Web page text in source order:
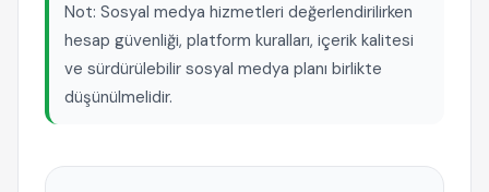
Not: Sosyal medya hizmetleri değerlendirilirken
hesap güvenliği, platform kuralları, içerik kalitesi
ve sürdürülebilir sosyal medya planı birlikte
düşünülmelidir.